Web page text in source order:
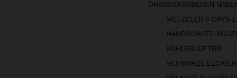
ORANGEFARBENEN
- METZELER 6-DAYS-
- HANDSCHUTZ-
- KÜHLERLÜFTER
- SCHWARZE